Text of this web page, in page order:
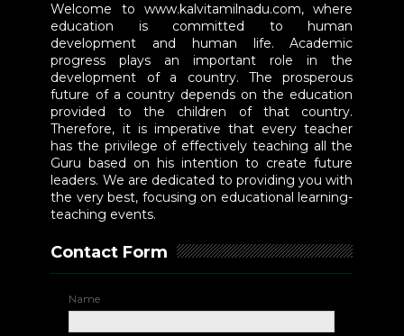
Welcome to www.kalvitamilnadu.com, where
education is committed to human
development and human life. Academic
progress plays an important role in the
development of a country. The prosperous
future of a country depends on the education
provided to the children of that country.
Therefore, it is imperative that every teacher
has the privilege of effectively teaching all the
Guru based on his intention to create future
leaders. We are dedicated to providing you with
the very best, focusing on educational learning-
teaching events.
Contact Form
Name